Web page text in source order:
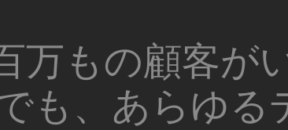
万もの顧客が
も、あらゆる